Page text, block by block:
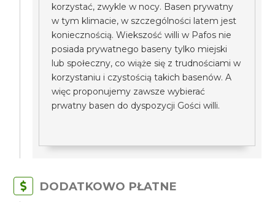
korzystać, zwykle w nocy. Basen prywatny
w tym klimacie, w szczególności latem jest
koniecznością. Wiekszość willi w Pafos nie
posiada prywatnego baseny tylko miejski
lub społeczny, co wiąże się z trudnościami w
korzystaniu i czystością takich basenów. A
więc proponujemy zawsze wybierać
prwatny basen do dyspozycji Gości willi.
DODATKOWO PŁATNE